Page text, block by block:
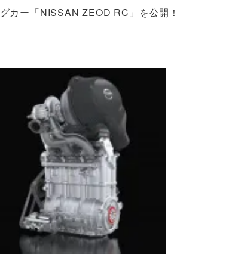
カー「NISSAN ZEOD RC」を公開！